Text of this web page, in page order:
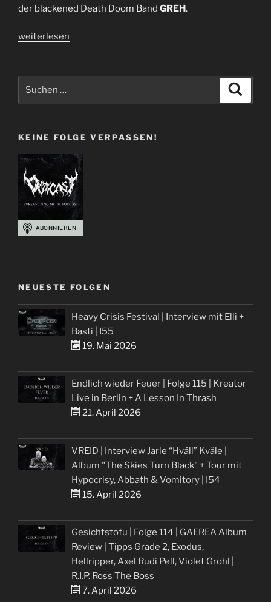
der blackened Death Doom Band GREH.
„GREH
mit
Gjero
weiterlesen
KEINE FOLGE VERPASSEN!
NEUESTE FOLGEN
Heavy Crisis Festival | Interview mit Elli +
Basti | I55
19. Mai 2026
Endlich wieder Feuer | Folge 115 | Kreator
Live in Berlin + A Lesson In Thrash
21. April 2026
VREID | Interview Jarle “Hváll” Kvåle |
Album "The Skies Turn Black" + Tour mit
Hypocrisy, Abbath & Vomitory | I54
15. April 2026
Gesichtstofu | Folge 114 | GAEREA Album
Review | Tipps Grade 2, Exodus,
Hellripper, Axel Rudi Pell, Violet Grohl |
R.I.P. Ross The Boss
7. April 2026